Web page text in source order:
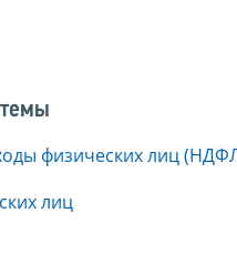
физических лиц
лиц